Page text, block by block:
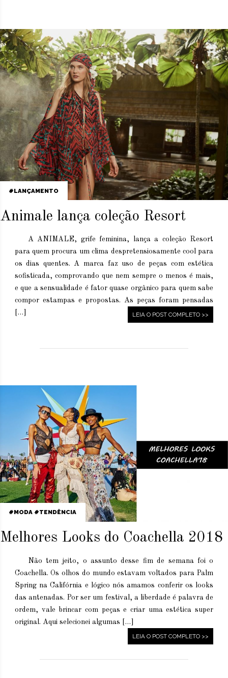
LANÇAMENTO
Animale lança coleção Resort
A ANIMALE, grife feminina, lança a coleção Resort
para quem procura um clima despretensiosamente cool para
os dias quentes. A marca faz uso de peças com estética
sofisticada, comprovando que nem sempre o menos é mais,
e que a sensualidade é fator quase orgânico para quem sabe
compor estampas e propostas. As peças foram pensadas
[…]
LEIA O POST COMPLETO >>
MODA TENDÊNCIA
Melhores Looks do Coachella 2018
Não tem jeito, o assunto desse fim de semana foi o
Coachella. Os olhos do mundo estavam voltados para Palm
Spring na Califórnia e lógico nós amamos conferir os looks
das antenadas. Por ser um festival, a liberdade é palavra de
ordem, vale brincar com peças e criar uma estética super
original. Aqui selecionei algumas […]
LEIA O POST COMPLETO >>